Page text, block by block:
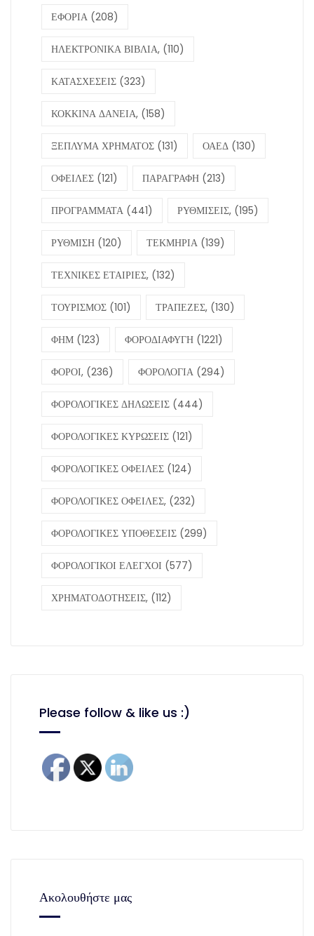
ΕΦΟΡΙΑ (208)
ΗΛΕΚΤΡΟΝΙΚΑ ΒΙΒΛΙΑ, (110)
ΚΑΤΑΣΧΕΣΕΙΣ (323)
ΚΟΚΚΙΝΑ ΔΑΝΕΙΑ, (158)
ΞΕΠΛΥΜΑ ΧΡΗΜΑΤΟΣ (131) ΟΑΕΔ (130)
ΟΦΕΙΛΕΣ (121) ΠΑΡΑΓΡΑΦΗ (213)
ΠΡΟΓΡΑΜΜΑΤΑ (441) ΡΥΘΜΙΣΕΙΣ, (195)
ΡΥΘΜΙΣΗ (120) ΤΕΚΜΗΡΙΑ (139)
ΤΕΧΝΙΚΕΣ ΕΤΑΙΡΙΕΣ, (132)
ΤΟΥΡΙΣΜΟΣ (101) ΤΡΑΠΕΖΕΣ, (130)
ΦΗΜ (123) ΦΟΡΟΔΙΑΦΥΓΗ (1221)
ΦΟΡΟΙ, (236) ΦΟΡΟΛΟΓΙΑ (294)
ΦΟΡΟΛΟΓΙΚΕΣ ΔΗΛΩΣΕΙΣ (444)
ΦΟΡΟΛΟΓΙΚΕΣ ΚΥΡΩΣΕΙΣ (121)
ΦΟΡΟΛΟΓΙΚΕΣ ΟΦΕΙΛΕΣ (124)
ΦΟΡΟΛΟΓΙΚΕΣ ΟΦΕΙΛΕΣ, (232)
ΦΟΡΟΛΟΓΙΚΕΣ ΥΠΟΘΕΣΕΙΣ (299)
ΦΟΡΟΛΟΓΙΚΟΙ ΕΛΕΓΧΟΙ (577)
ΧΡΗΜΑΤΟΔΟΤΗΣΕΙΣ, (112)
Please follow & like us :)
Ακολουθήστε μας